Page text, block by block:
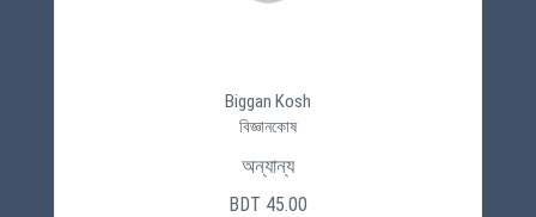
Biggan Kosh
বিজ্ঞানকোষ
অন্যান্য
BDT 45.00